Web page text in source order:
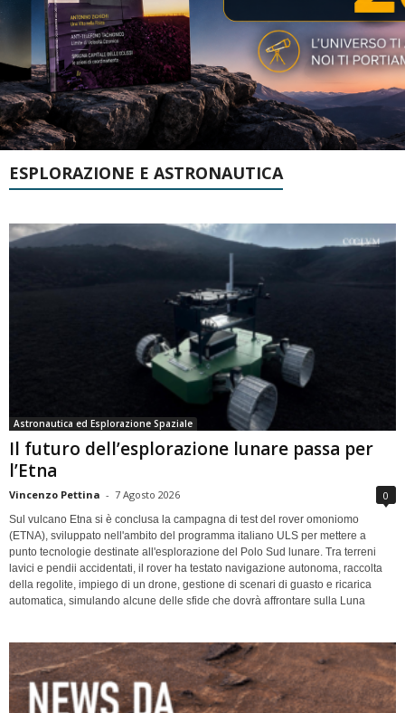
ESPLORAZIONE E ASTRONAUTICA
Astronautica ed Esplorazione Spaziale
Il futuro dell’esplorazione lunare passa per
l’Etna
Vincenzo Pettina - 7 Agosto 2026 0
Sul vulcano Etna si è conclusa la campagna di test del rover omoniomo
(ETNA), sviluppato nell'ambito del programma italiano ULS per mettere a
punto tecnologie destinate all'esplorazione del Polo Sud lunare. Tra terreni
lavici e pendii accidentati, il rover ha testato navigazione autonoma, raccolta
della regolite, impiego di un drone, gestione di scenari di guasto e ricarica
automatica, simulando alcune delle sfide che dovrà affrontare sulla Luna